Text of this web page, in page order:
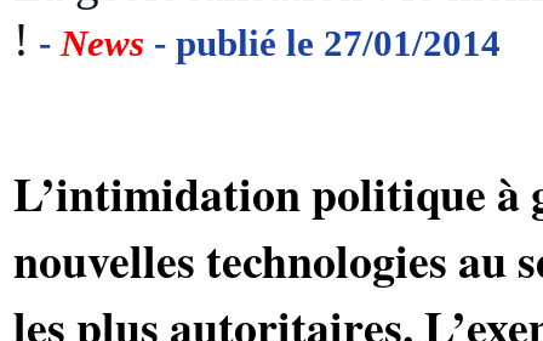
! -News - publié le 27/01/2014
L’intimidation politique à
nouvelles technologies au
les plus autoritaires.